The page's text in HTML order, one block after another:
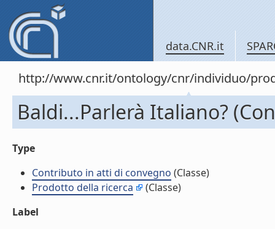
data.CNR.it
http://www.cnr.it/ontology/cnr/individuo/
Baldi...Parlerà Italiano?
Type
Contributo in atti di convegno (Classe)
Prodotto della ricerca
(Classe)
Label